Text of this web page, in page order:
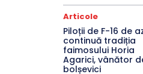
Articole
Piloții de F-16 de
continuă tradiția
faimosului Horia
Agarici, vânător
bolșevici